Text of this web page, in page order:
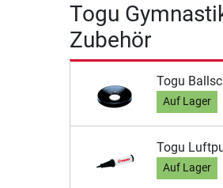
Togu
Zubehör
Togu
Auf Lager
Togu
Auf Lager